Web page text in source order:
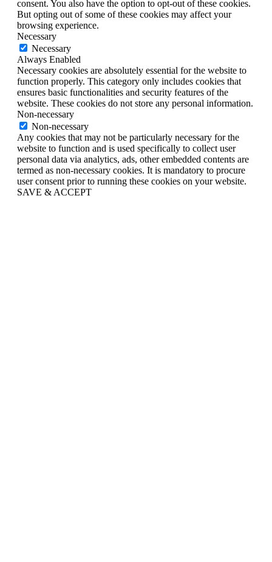
consent. You also have the option to opt-out of these cookies.
But opting out of some of these cookies may affect your
browsing experience.
Necessary
Necessary
Always Enabled
Necessary cookies are absolutely essential for the website to
function properly. This category only includes cookies that
ensures basic functionalities and security features of the
website. These cookies do not store any personal information.
Non-necessary
Non-necessary
Any cookies that may not be particularly necessary for the
website to function and is used specifically to collect user
personal data via analytics, ads, other embedded contents are
termed as non-necessary cookies. It is mandatory to procure
user consent prior to running these cookies on your website.
SAVE & ACCEPT